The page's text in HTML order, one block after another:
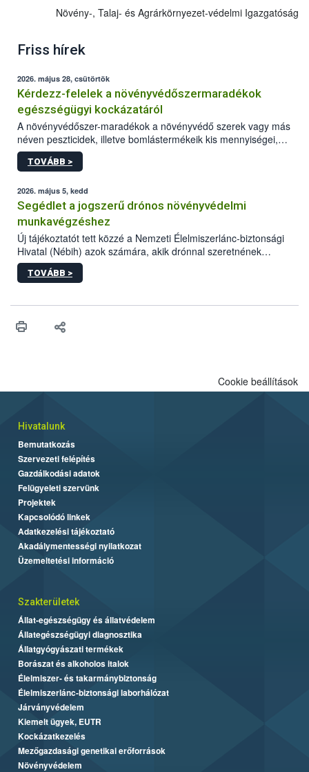
Növény-, Talaj- és Agrárkörnyezet-védelmi Igazgatóság
Friss hírek
2026. május 28, csütörtök
Kérdezz-felelek a növényvédőszermaradékok
egészségügyi kockázatáról
A növényvédőszer-maradékok a növényvédő szerek vagy más
néven peszticidek, illetve bomlástermékeik kis mennyiségei,
melyek a terményekben vagy azok felületén a betakarítást,
szüretelést, illetve tárolást követően is megmaradhatnak. Az
mennyiségének esetenként a kezelt terményeken is jelen kell
lennie. Nem minden élelmiszer tartalmaz szermaradékot.
Azokban az élelmiszerekben is, melyekben kimutathatóak,
általában csak nagyon kis mennyiségben vannak jelen, így nem
jelenthetnek kockázatot a fogyasztó egészségére nézve.
TOVÁBB >
2026. május 5, kedd
Segédlet a jogszerű drónos növényvédelmi
munkavégzéshez
Új tájékoztatót tett közzé a Nemzeti Élelmiszerlánc-biztonsági
Hivatal (Nébih) azok számára, akik drónnal szeretnének
növényvédelmi vagy tápanyag-gazdálkodási tevékenységet
végezni Magyarországon. Az összefoglaló részletesen
műszaki és hatósági feltételek.
TOVÁBB >
Cookie beállítások
Hivatalunk
Bemutatkozás
Szervezeti felépítés
Gazdálkodási adatok
Felügyeleti szervünk
Projektek
Kapcsolódó linkek
Adatkezelési tájékoztató
Akadálymentességi nyilatkozat
Üzemeltetési információ
Szakterületek
Állat-egészségügy és állatvédelem
Állategészségügyi diagnosztika
Állatgyógyászati termékek
Borászat és alkoholos italok
Élelmiszer- és takarmánybiztonság
Élelmiszerlánc-biztonsági laborhálózat
Járványvédelem
Kiemelt ügyek, EUTR
Kockázatkezelés
Mezőgazdasági genetikai erőforrások
Növényvédelem